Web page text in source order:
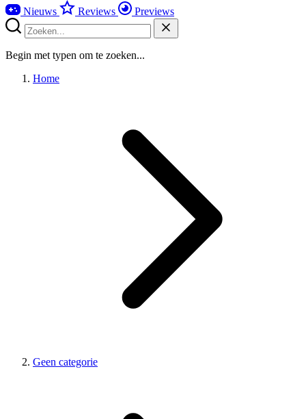
Nieuws
Reviews Previews
Begin met typen om te zoeken...
Home
Geen categorie